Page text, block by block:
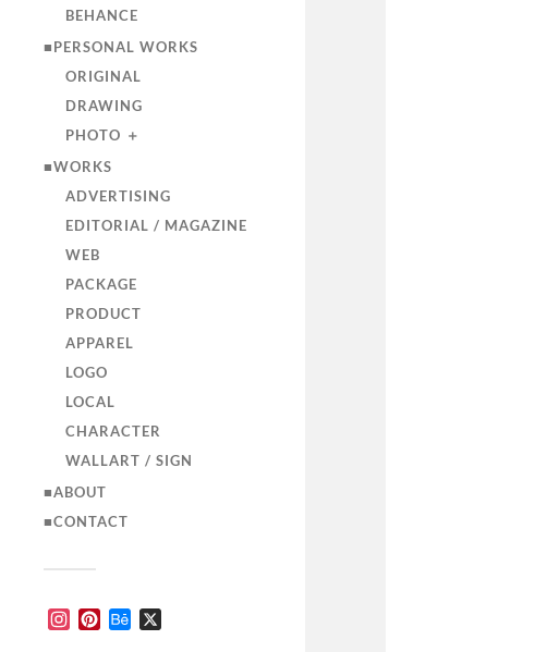
BEHANCE
■PERSONAL WORKS
ORIGINAL
DRAWING
PHOTO ＋
■WORKS
ADVERTISING
EDITORIAL / MAGAZINE
WEB
PACKAGE
PRODUCT
APPAREL
LOGO
LOCAL
CHARACTER
WALLART / SIGN
■ABOUT
■CONTACT
Instagram
PinterestBehance